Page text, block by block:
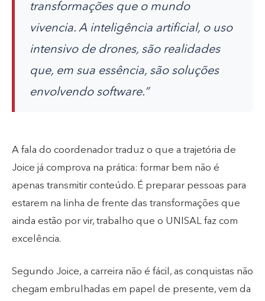
transformações que o mundo
vivencia. A inteligência artificial, o uso
intensivo de drones, são realidades
que, em sua essência, são soluções
envolvendo software.”
A fala do coordenador traduz o que a trajetória de
Joice já comprova na prática: formar bem não é
apenas transmitir conteúdo. É preparar pessoas para
estarem na linha de frente das transformações que
ainda estão por vir, trabalho que o UNISAL faz com
excelência.
Segundo Joice, a carreira não é fácil, as conquistas não
chegam embrulhadas em papel de presente, vem da